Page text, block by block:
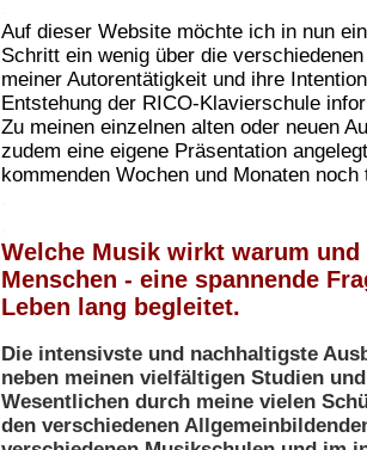
Auf dieser Website möchte ich in nun
Schritt ein wenig über die
meiner Autorentätigkeit und ihre
Entstehung der RICO-Klavierschule
Zu meinen einzelnen alten oder neuen
zudem eine eigene Präsentation
kommenden Wochen und Monaten noch
Welche Musik wirkt warum und
Menschen - eine spannende
Leben lang begleitet.
Die intensivste und nachhaltigste
neben meinen vielfältigen Studien
Wesentlichen durch meine vielen
den verschiedenen